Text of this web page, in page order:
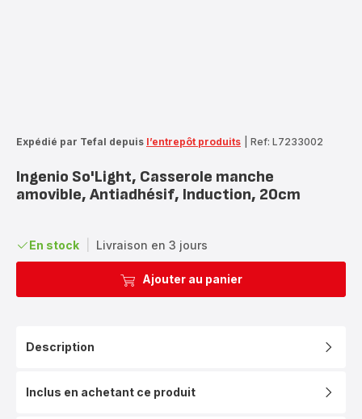
Expédié par Tefal depuis l’entrepôt produits Ref: L7233002
Ingenio So'Light, Casserole manche
amovible, Antiadhésif, Induction, 20cm
En stock Livraison en 3 jours
Ajouter au panier
Description
Inclus en achetant ce produit